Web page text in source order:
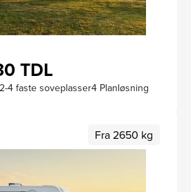
TDL
2-4 faste soveplasser4 Planløsning
Fra 2650 kg